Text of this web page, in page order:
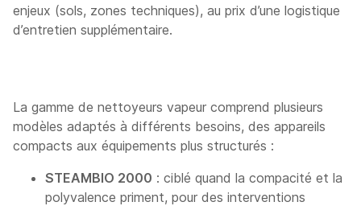
enjeux (sols, zones techniques), au prix d’une logistique
d’entretien supplémentaire.
La gamme de nettoyeurs vapeur comprend plusieurs
modèles adaptés à différents besoins, des appareils
compacts aux équipements plus structurés :
STEAMBIO 2000 : ciblé quand la compacité et la
polyvalence priment, pour des interventions